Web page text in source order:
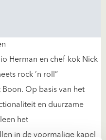
Herman en chef-kok Nick
rock ’n roll”
Boon. Op basis van het
en duurzame
het
in de voormalige kapel